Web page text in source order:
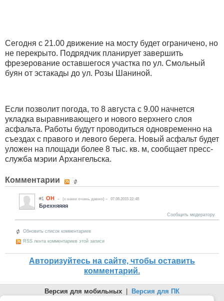
Сегодня с 21.00 движение на мосту будет ограничено, но
не перекрыто. Подрядчик планирует завершить
фрезерование оставшегося участка по ул. Смольный
буян от эстакады до ул. Розы Шаниной.
Если позволит погода, то 8 августа с 9.00 начнется
укладка выравнивающего и нового верхнего слоя
асфальта. Работы будут проводиться одновременно на
съездах с правого и левого берега. Новый асфальт будет
уложен на площади более 8 тыс. кв. м, сообщает пресс-
служба мэрии Архангельска.
Комментарии
#1 ОН (c нами очень давно) 07.08.2015 22:48
Брехняяяя
Сообщить модератору
Обновить список комментариев
RSS лента комментариев этой записи
Авторизуйтесь на сайте, чтобы оставить
комментарий.
Версия для мобильных Версия для ПК